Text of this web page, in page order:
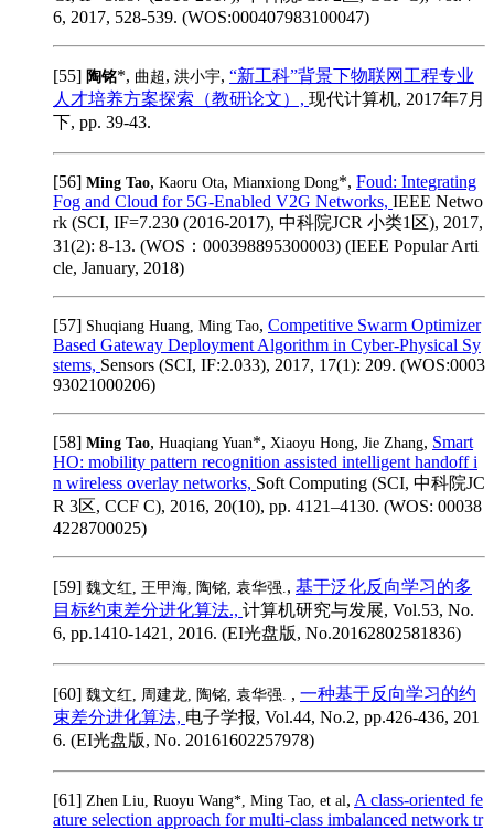
6, 2017, 528-539. (WOS:000407983100047)
[55] 陶铭*, 曲超, 洪小宇, “新工科”背景下物联网工程专业
人才培养方案探索（教研论文）, 现代计算机, 2017年7月
下, pp. 39-43.
[56] Ming Tao, Kaoru Ota, Mianxiong Dong*, Foud: Integrating
Fog and Cloud for 5G-Enabled V2G Networks, IEEE Netwo
rk (SCI, IF=7.230 (2016-2017), 中科院JCR 小类1区), 2017,
31(2): 8-13. (WOS：000398895300003) (IEEE Popular Arti
cle, January, 2018)
[57] Shuqiang Huang, Ming Tao, Competitive Swarm Optimizer
Based Gateway Deployment Algorithm in Cyber-Physical Sy
stems, Sensors (SCI, IF:2.033), 2017, 17(1): 209. (WOS:0003
93021000206)
[58] Ming Tao, Huaqiang Yuan*, Xiaoyu Hong, Jie Zhang, Smart
HO: mobility pattern recognition assisted intelligent handoff i
n wireless overlay networks, Soft Computing (SCI, 中科院JC
R 3区, CCF C), 2016, 20(10), pp. 4121–4130. (WOS: 00038
4228700025)
[59] 魏文红, 王甲海, 陶铭, 袁华强., 基于泛化反向学习的多
目标约束差分进化算法., 计算机研究与发展, Vol.53, No.
6, pp.1410-1421, 2016. (EI光盘版, No.20162802581836)
[60] 魏文红, 周建龙, 陶铭, 袁华强. , 一种基于反向学习的约
束差分进化算法, 电子学报, Vol.44, No.2, pp.426-436, 201
6. (EI光盘版, No. 20161602257978)
[61] Zhen Liu, Ruoyu Wang*, Ming Tao, et al, A class-oriented fe
ature selection approach for multi-class imbalanced network tr